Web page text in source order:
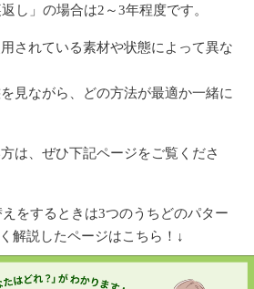
し」の場合は2～3年程度です。
されている素材や状態によって異な
見ながら、どの方法が最適か一緒に
は、ぜひ下記ページをご覧くださ
をするときは3つのうちどのパター
解説したページはこちら！↓